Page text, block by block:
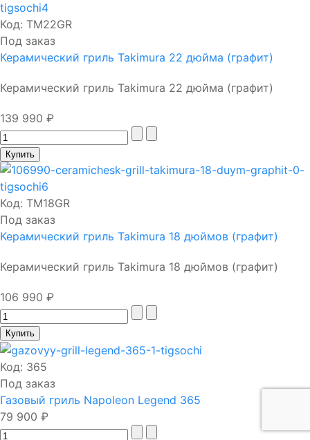
Код: TM22GR
Под заказ
Керамический гриль Takimura 22 дюйма (графит)
Керамический гриль Takimura 22 дюйма (графит)
139 990 ₽
Код: TM18GR
Под заказ
Керамический гриль Takimura 18 дюймов (графит)
Керамический гриль Takimura 18 дюймов (графит)
106 990 ₽
Код: 365
Под заказ
Газовый гриль Napoleon Legend 365
79 900 ₽